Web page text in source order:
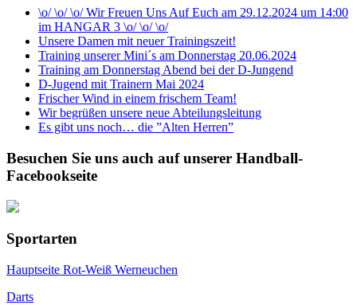
\o/ \o/ \o/ Wir Freuen Uns Auf Euch am 29.12.2024 um 14:00
im HANGAR 3 \o/ \o/ \o/
Unsere Damen mit neuer Trainingszeit!
Training unserer Mini´s am Donnerstag 20.06.2024
Training am Donnerstag Abend bei der D-Jungend
D-Jugend mit Trainern Mai 2024
Frischer Wind in einem frischem Team!
Wir begrüßen unsere neue Abteilungsleitung
Es gibt uns noch… die ”Alten Herren”
Besuchen Sie uns auch auf unserer Handball-
Facebookseite
Sportarten
Hauptseite Rot-Weiß Werneuchen
Darts